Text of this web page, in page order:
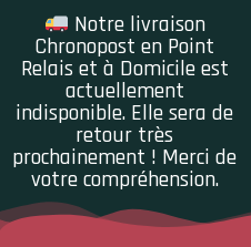
Notre livraison
Chronopost en Point
Relais et à Domicile est
actuellement
indisponible. Elle sera de
retour très
prochainement ! Merci de
votre compréhension.